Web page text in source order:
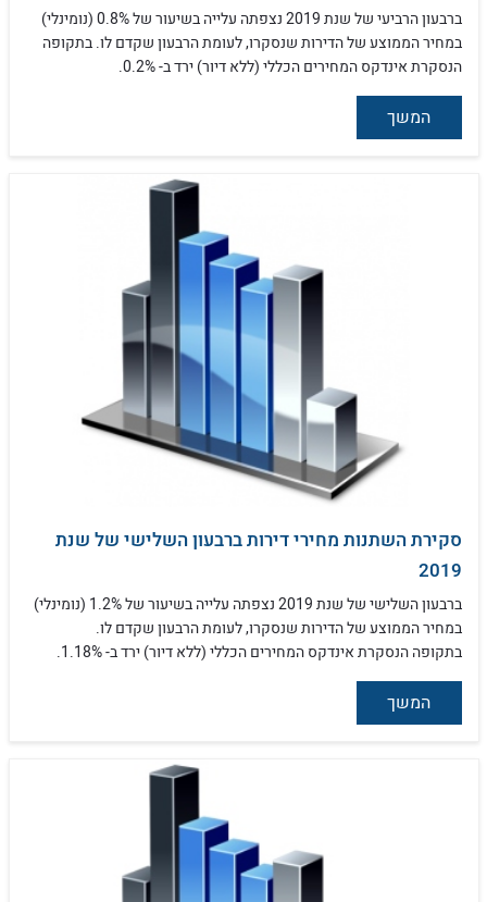
ברבעון הרביעי של שנת 2019 נצפתה עלייה בשיעור של 0.8% (נומינלי)
במחיר הממוצע של הדירות שנסקרו, לעומת הרבעון שקדם לו. בתקופה
הנסקרת אינדקס המחירים הכללי (ללא דיור) ירד ב- 0.2%.
המשך
סקירת השתנות מחירי דירות ברבעון השלישי של שנת
2019
ברבעון השלישי של שנת 2019 נצפתה עלייה בשיעור של 1.2% (נומינלי)
במחיר הממוצע של הדירות שנסקרו, לעומת הרבעון שקדם לו.
בתקופה הנסקרת אינדקס המחירים הכללי (ללא דיור) ירד ב- 1.18%.
המשך